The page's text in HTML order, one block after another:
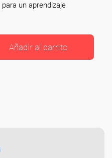
un aprendizaje
Añadir al carrito